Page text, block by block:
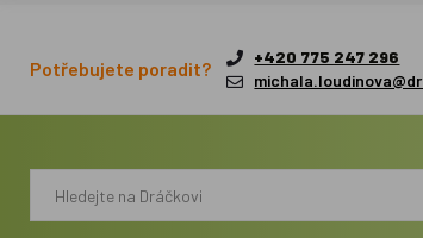
Potřebujete poradit?
+420 775 247 296